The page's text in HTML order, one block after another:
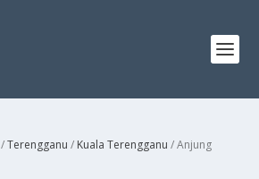
/Terengganu / Kuala Terengganu / Anjung